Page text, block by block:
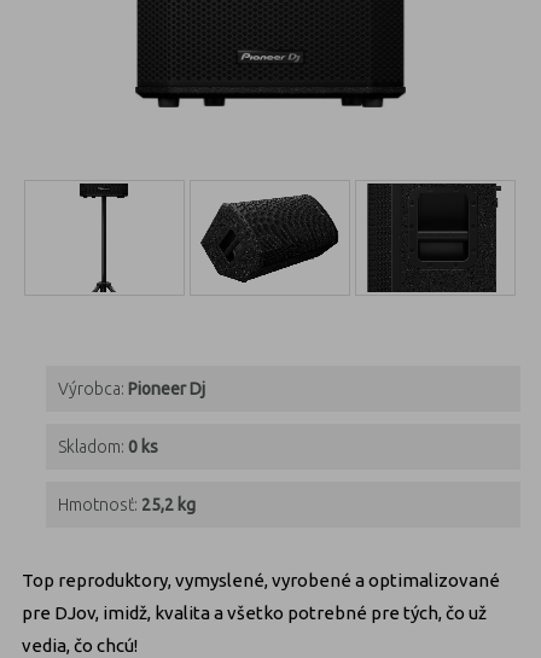
Výrobca: Pioneer Dj
Skladom: 0 ks
Hmotnosť: 25,2 kg
Top reproduktory, vymyslené, vyrobené a optimalizované
pre DJov, imidž, kvalita a všetko potrebné pre tých, čo už
vedia, čo chcú!